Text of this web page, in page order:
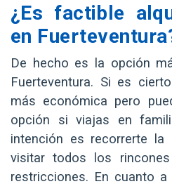
¿Es factible
en
De hecho es la opción
Fuerteventura. Si es
más económica pero
opción si viajas en
intención es recorrerte
visitar todos los
restricciones. En cuanto